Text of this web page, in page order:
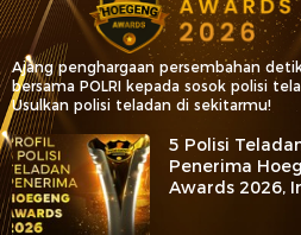
Ajang penghargaan persembahan
bersama POLRI kepada sosok polisi
Usulkan polisi teladan di sekitarmu!
5 Polisi
Penerima
Awards 2026,
Kategori dan